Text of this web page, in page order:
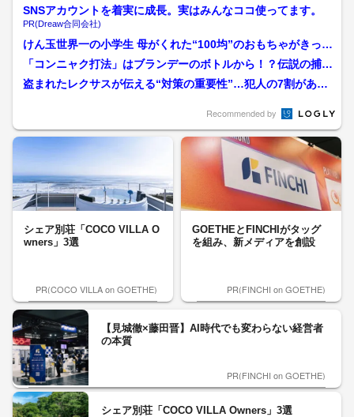
SNSアカウントを着実に成長。実はみんなココ使ってます。
PR(Dreaw合同会社)
けん玉世界一の小学生 母がくれた“100均”のおもちゃがきっか
け 目指すは『ワー...
「コンニャク打法」はブランデーのボトルから！？伝説の捕
手・梨田昌孝氏が見た「江夏...
盗まれたレクサスが伝える“対策の重要性”…犯人の7割があき
Recommended by
シェア別荘「COCO VILLA O
wners」3選
PR(COCO VILLA on GOETHE)
GOETHEとFINCHIがタッグ
を組み、新メディアを創設
PR(FINCHI on GOETHE)
【見城徹×藤田晋】AI時代でも変わらない経営者
の本質
PR(FINCHI on GOETHE)
シェア別荘「COCO VILLA Owners」3選